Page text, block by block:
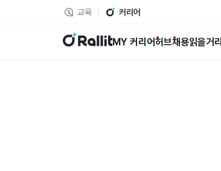
교육 커리어
랠릿 MY 커리어허브채용읽을거리